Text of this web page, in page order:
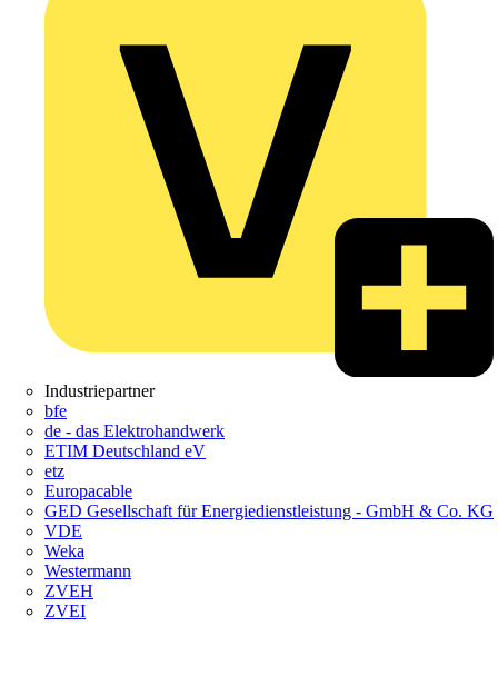
Industriepartner
bfe
de - das Elektrohandwerk
ETIM Deutschland eV
etz
Europacable
GED Gesellschaft für Energiedienstleistung - GmbH & Co. KG
VDE
Weka
Westermann
ZVEH
ZVEI